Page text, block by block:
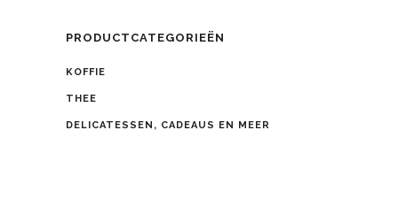
PRODUCTCATEGORIEËN
KOFFIE
THEE
DELICATESSEN, CADEAUS EN MEER